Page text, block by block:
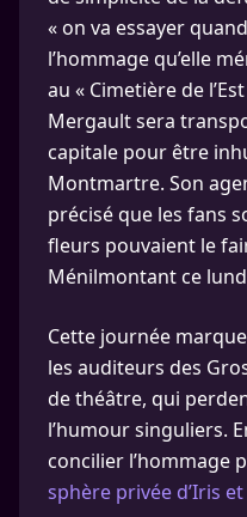
« on va essayer
l’hommage qu’elle
au « Cimetière de
Mergault sera
capitale pour être
Montmartre. Son
précisé que les fans
fleurs pouvaient le
Ménilmontant ce
Cette journée
les auditeurs des
de théâtre, qui
l’humour singuliers.
concilier l’hommage
sphère privée d’Iris